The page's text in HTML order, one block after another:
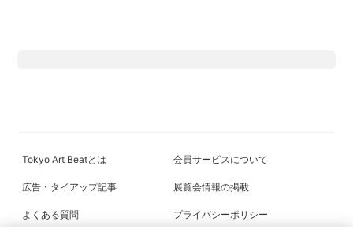
Tokyo Art Beatとは 会員サービスについて
広告・タイアップ記事 展覧会情報の掲載
よくある質問 プライバシーポリシー